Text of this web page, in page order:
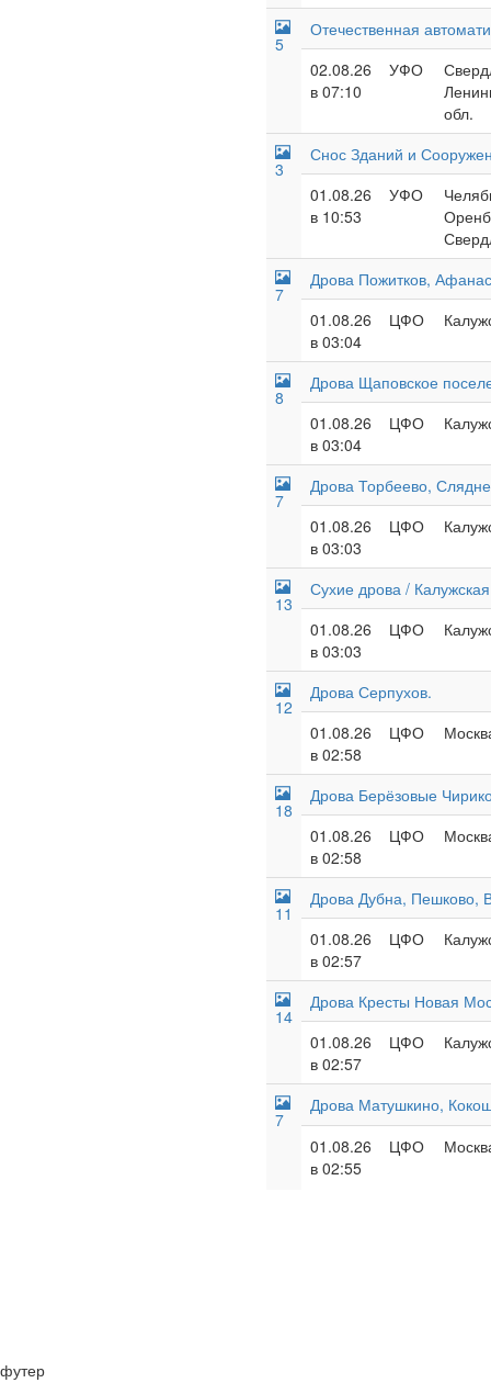
5
Отечественная
02.08.26
в 07:10
УФО
обл.
3
Снос Зданий и
01.08.26
в 10:53
УФО
7
Дрова Пожитков,
01.08.26
в 03:04
ЦФО
8
Дрова Щаповское
01.08.26
в 03:04
ЦФО
7
Дрова Торбеево,
01.08.26
в 03:03
ЦФО
13
Сухие дрова /
01.08.26
в 03:03
ЦФО
12
Дрова Серпухов.
01.08.26
в 02:58
ЦФО
18
Дрова Берёзовые
01.08.26
в 02:58
ЦФО
11
Дрова Дубна, Пешково,
01.08.26
в 02:57
ЦФО
14
Дрова Кресты Новая
01.08.26
в 02:57
ЦФО
7
Дрова Матушкино,
01.08.26
в 02:55
ЦФО
футер